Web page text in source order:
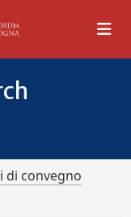
di convegno